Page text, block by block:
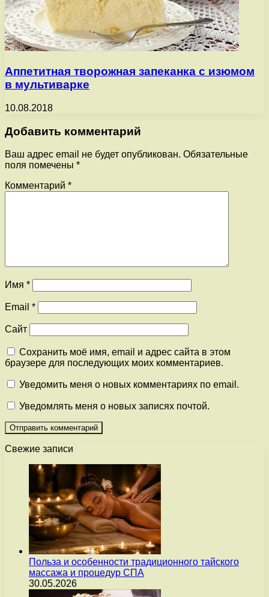
Аппетитная творожная запеканка с изюмом
в мультиварке
10.08.2018
Добавить комментарий
Ваш адрес email не будет опубликован. Обязательные
поля помечены *
Комментарий *
Имя *
Email *
Сайт
Сохранить моё имя, email и адрес сайта в этом
браузере для последующих моих комментариев.
Уведомить меня о новых комментариях по email.
Уведомлять меня о новых записях почтой.
Свежие записи
Польза и особенности традиционного тайского
массажа и процедур СПА
30.05.2026